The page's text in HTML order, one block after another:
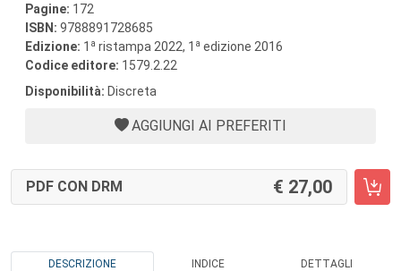
Pagine: 172
ISBN: 9788891728685
Edizione: 1 a ristampa 2022, 1 a edizione 2016
Codice editore: 1579.2.22
Disponibilità: Discreta
AGGIUNGI AI PREFERITI
PDF CON DRM 27,00
DESCRIZIONE INDICE DETTAGLI